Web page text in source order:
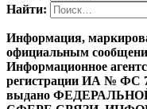
Найти:
Информация,
официальным
Информационное
регистрации ИА № ФС
выдано